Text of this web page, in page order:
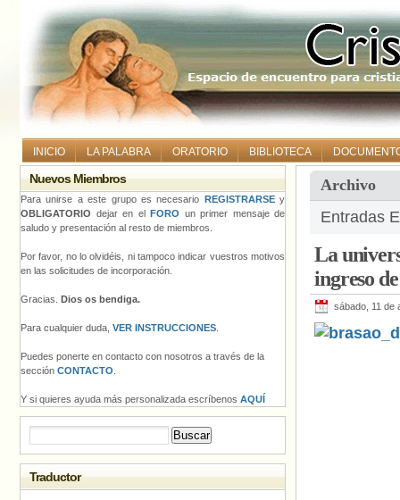
INICIO LA PALABRA ORATORIO BIBLIOTECA
Archivo
Entradas
La
ingreso
sábado, 11 de
Nuevos Miembros
Para unirse a este grupo es necesario REGISTRARSEy
OBLIGATORIO dejar en el FORO un primer mensaje de
saludo y presentación al resto de miembros.
Por favor, no lo olvidéis, ni tampoco indicar vuestros motivos
en las solicitudes de incorporación.
Gracias. Dios os bendiga.
Para cualquier duda, VER INSTRUCCIONES
Puedes ponerte en contacto con nosotros a través de la
sección CONTACTO
Y si quieres ayuda más personalizada escríbenos AQUÍ
Traductor